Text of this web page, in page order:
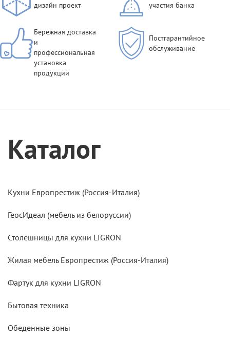
дизайн проект
участия банка
Бережная доставка
и
профессиональная
установка
продукции
Постгарантийное
обслуживание
Каталог
Кухни Европрестиж (Россия-Италия)
ГеосИдеал (мебель из белоруссии)
Столешницы для кухни LIGRON
Жилая мебель Европрестиж (Россия-Италия)
Фартук для кухни LIGRON
Бытовая техника
Обеденные зоны